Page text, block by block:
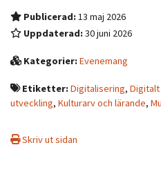
Publicerad:13 maj 2026
Uppdaterad:30 juni 2026
Kategorier:Evenemang
Etiketter:Digitalisering,
utveckling, Kulturarv och lärande,
Skriv ut sidan